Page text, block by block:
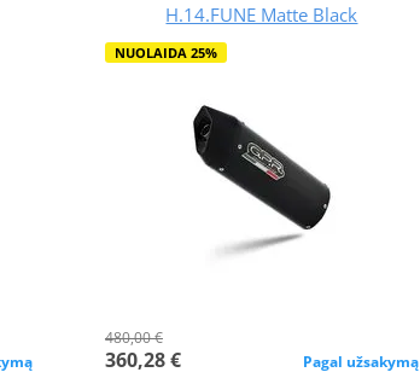
H.14.FUNE Matte Black
NUOLAIDA 25%
480,00 €
360,28 € Pagal užsakymą